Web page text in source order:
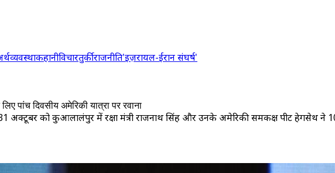
कहानीविचारतुर्कीराजनीति'इज़रायल-ईरान संघर्ष'
पांच दिवसीय अमेरिकी यात्रा पर रवाना
अक्टूबर को कुआलालंपुर में रक्षा मंत्री राजनाथ सिंह और उनके अमेरिकी समकक्ष पीट हेगसेथ ने